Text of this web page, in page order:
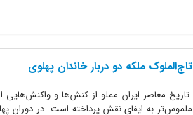
تاج‌الملوک ملکه دو دربار خاندان پهلوی
تاریخ معاصر ایران مملو از کنش‌ها و